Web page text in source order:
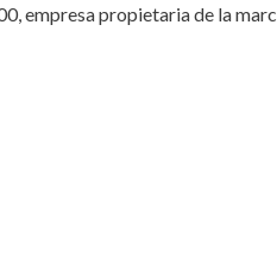
empresa propietaria de la